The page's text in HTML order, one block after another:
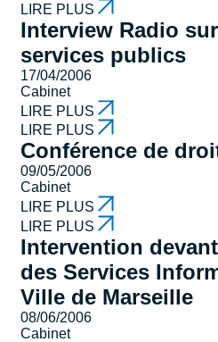
LIRE PLUS
Interview Radio
services publics
17/04/2006
Cabinet
LIRE PLUS
LIRE PLUS
Conférence de
09/05/2006
Cabinet
LIRE PLUS
LIRE PLUS
Intervention
des Services
Ville de Marseille
08/06/2006
Cabinet